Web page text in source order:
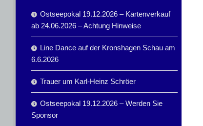
Ostseepokal 19.12.2026 – Kartenverkauf
ab 24.06.2026 – Achtung Hinweise
Line Dance auf der Kronshagen Schau am
6.6.2026
Trauer um Karl-Heinz Schröer
Ostseepokal 19.12.2026 – Werden Sie
Sponsor